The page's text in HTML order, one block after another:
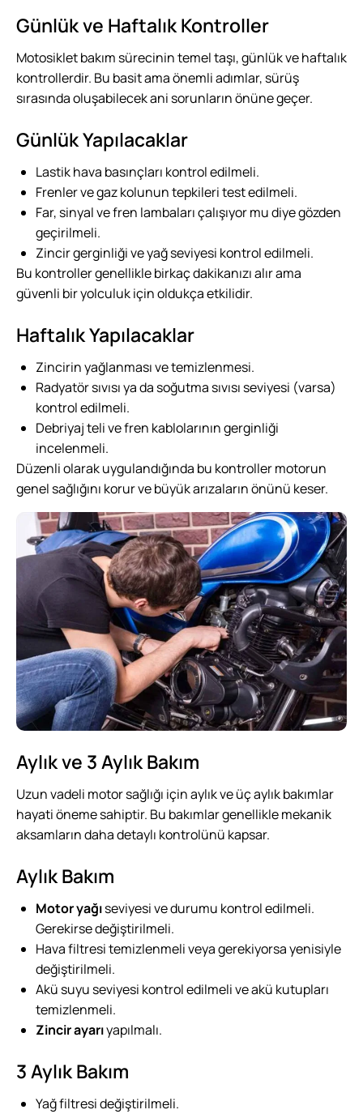
Günlük ve Haftalık Kontroller
Motosiklet bakım sürecinin temel taşı, günlük ve haftalık
kontrollerdir. Bu basit ama önemli adımlar, sürüş
sırasında oluşabilecek ani sorunların önüne geçer.
Günlük Yapılacaklar
Lastik hava basınçları kontrol edilmeli.
Frenler ve gaz kolunun tepkileri test edilmeli.
Far, sinyal ve fren lambaları çalışıyor mu diye gözden
geçirilmeli.
Zincir gerginliği ve yağ seviyesi kontrol edilmeli.
Bu kontroller genellikle birkaç dakikanızı alır ama
güvenli bir yolculuk için oldukça etkilidir.
Haftalık Yapılacaklar
Zincirin yağlanması ve temizlenmesi.
Radyatör sıvısı ya da soğutma sıvısı seviyesi (varsa)
kontrol edilmeli.
Debriyaj teli ve fren kablolarının gerginliği
incelenmeli.
Düzenli olarak uygulandığında bu kontroller motorun
genel sağlığını korur ve büyük arızaların önünü keser.
Aylık ve 3 Aylık Bakım
Uzun vadeli motor sağlığı için aylık ve üç aylık bakımlar
hayati öneme sahiptir. Bu bakımlar genellikle mekanik
aksamların daha detaylı kontrolünü kapsar.
Aylık Bakım
Motor yağıseviyesi ve durumu kontrol edilmeli.
Gerekirse değiştirilmeli.
Hava filtresi temizlenmeli veya gerekiyorsa yenisiyle
değiştirilmeli.
Akü suyu seviyesi kontrol edilmeli ve akü kutupları
temizlenmeli.
Zincir ayarıyapılmalı.
3 Aylık Bakım
Yağ filtresi değiştirilmeli.